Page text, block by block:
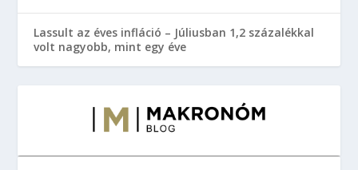
Lassult az éves infláció – Júliusban 1,2 százalékkal
volt nagyobb, mint egy éve